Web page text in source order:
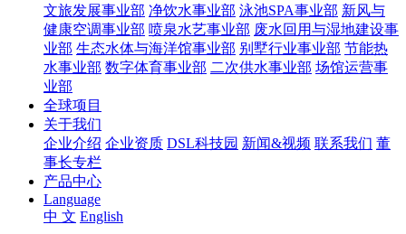
文旅发展事业部 净饮水事业部 泳池SPA事业部 新风与
健康空调事业部 喷泉水艺事业部 废水回用与湿地建设事
业部 生态水体与海洋馆事业部 别墅行业事业部 节能热
水事业部 数字体育事业部 二次供水事业部 场馆运营事
业部
全球项目
关于我们
企业介绍 企业资质 DSL科技园 新闻&视频 联系我们 董
事长专栏
产品中心
Language
中 文 English